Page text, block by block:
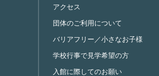
アクセス
団体のご利用について
バリアフリー／小さなお子様
学校行事で見学希望の方
入館に際してのお願い